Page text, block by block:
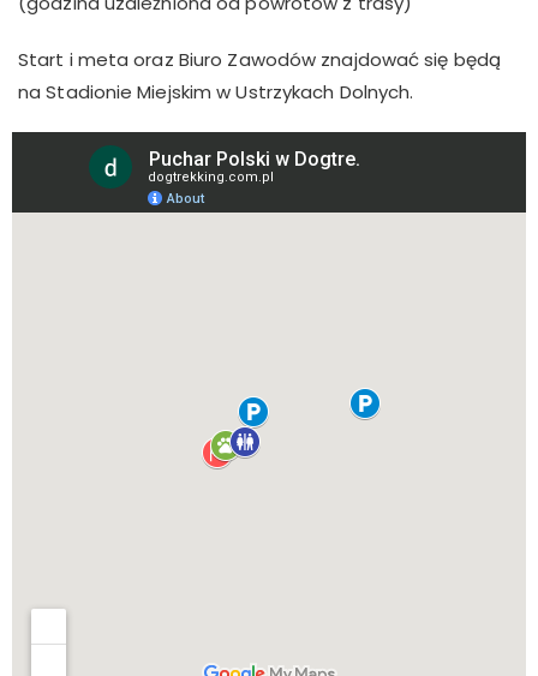
Start i meta oraz Biuro Zawodów znajdować się będą
na Stadionie Miejskim w Ustrzykach Dolnych.